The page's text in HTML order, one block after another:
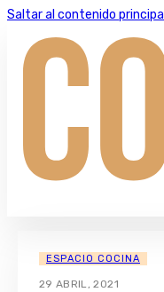
Saltar al contenido principal
ESPACIO COCINA
29 ABRIL, 2021